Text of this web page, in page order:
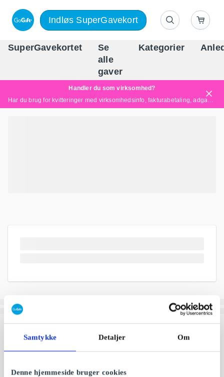
Samtykke Detaljer Om
Denne hjemmeside bruger cookies
Indløs SuperGavekort
SuperGavekortet
Se
alle
gaver
Kategorier
Handler du som virksomhed?
Har du brug for kvitteringer med virksomhedsinfo, fakturabetaling, adgang for flere brugere eller skræddersyede løsninger?